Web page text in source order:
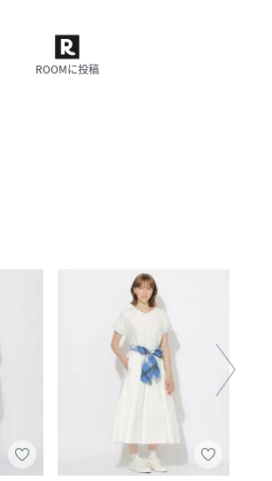
ROOMに投稿